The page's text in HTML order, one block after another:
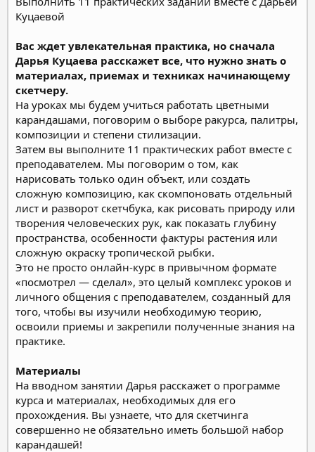
Куцаевой
Вас ждет увлекательная практика, но сначала
Дарья Куцаева расскажет все, что нужно знать о
материалах, приемах и техниках начинающему
скетчеру.
На уроках мы будем учиться работать цветными
карандашами, поговорим о выборе ракурса, палитры,
композиции и степени стилизации.
Затем вы выполните 11 практических работ вместе с
преподавателем. Мы поговорим о том, как
нарисовать только один объект, или создать
сложную композицию, как скомпоновать отдельный
лист и разворот скетчбука, как рисовать природу или
творения человеческих рук, как показать глубину
пространства, особенности фактуры растения или
сложную окраску тропической рыбки.
Это не просто онлайн-курс в привычном формате
«посмотрел — сделал», это целый комплекс уроков и
личного общения с преподавателем, созданный для
того, чтобы вы изучили необходимую теорию,
освоили приемы и закрепили полученные знания на
практике.
Материалы
На вводном занятии Дарья расскажет о программе
курса и материалах, необходимых для его
прохождения. Вы узнаете, что для скетчинга
совершенно не обязательно иметь большой набор
карандашей!